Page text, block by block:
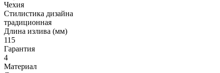
Чехия
Стилистика дизайна
традиционная
Длина излива (мм)
115
Гарантия
4
Материал